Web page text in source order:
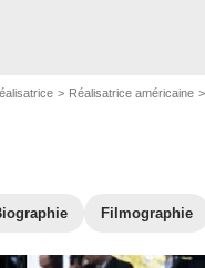
Réalisatrice américaine
Filmographie